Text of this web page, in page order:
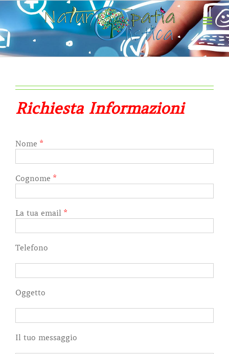
Salta
contenuto
Richiesta Informazioni
Nome *
Cognome *
La tua email *
Telefono
Oggetto
Il tuo messaggio